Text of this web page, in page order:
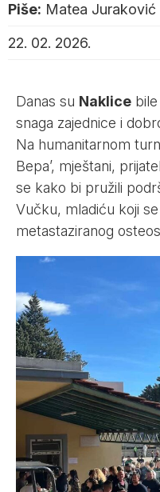
Piše: Matea Juraković
22. 02. 2026.
Danas su Naklice
snaga zajednice i
Na humanitarnom
Bepa’, mještani,
se kako bi pružili
Vučku, mladiću koji
metastaziranog